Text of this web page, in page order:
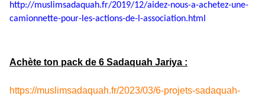
http://muslimsadaquah.fr/2019/12/aidez-nous-a-achetez-une-
camionnette-pour-les-actions-de-l-association.html
Achète ton pack de 6 Sadaquah Jariya :
https://muslimsadaquah.fr/2023/03/6-projets-sadaquah-